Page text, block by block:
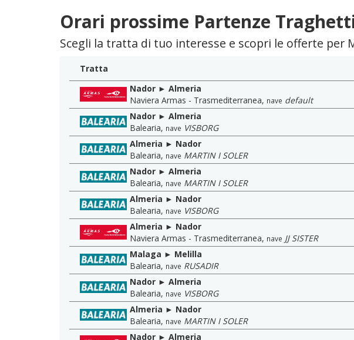
Orari prossime Partenze
Scegli la tratta di tuo interesse e scopri le offerte per
Tratta
Nador ► Almeria
Naviera Armas - Trasmediterranea, nave default
Nador ► Almeria
Balearia, nave VISBORG
Almeria ► Nador
Balearia, nave MARTIN I SOLER
Nador ► Almeria
Balearia, nave MARTIN I SOLER
Almeria ► Nador
Balearia, nave VISBORG
Almeria ► Nador
Naviera Armas - Trasmediterranea, nave JJ SISTER
Malaga ► Melilla
Balearia, nave RUSADIR
Nador ► Almeria
Balearia, nave VISBORG
Almeria ► Nador
Balearia, nave MARTIN I SOLER
Nador ► Almeria